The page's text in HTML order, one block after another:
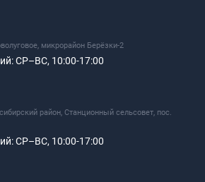
микрорайон Берёзки-2
СР–ВС, 10:00-17:00
район, Станционный сельсовет, пос.
СР–ВС, 10:00-17:00